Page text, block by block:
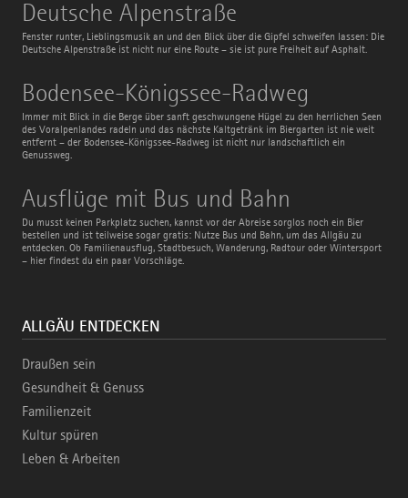
Deutsche Alpenstraße
Fenster runter, Lieblingsmusik an und den Blick über die Gipfel schweifen lassen: Die
Deutsche Alpenstraße ist nicht nur eine Route – sie ist pure Freiheit auf Asphalt.
Deutsche
Alpenstraße
Bodensee-Königssee-Radweg
Immer mit Blick in die Berge über sanft geschwungene Hügel zu den herrlichen Seen
des Voralpenlandes radeln und das nächste Kaltgetränk im Biergarten ist nie weit
entfernt – der Bodensee-Königssee-Radweg ist nicht nur landschaftlich ein
Genussweg.
Bodensee-
Königssee-
Radweg
Ausflüge mit Bus und Bahn
Du musst keinen Parkplatz suchen, kannst vor der Abreise sorglos noch ein Bier
bestellen und ist teilweise sogar gratis: Nutze Bus und Bahn, um das Allgäu zu
entdecken. Ob Familienausflug, Stadtbesuch, Wanderung, Radtour oder Wintersport
– hier findest du ein paar Vorschläge.
Ausflüge
mit
Bus
und
Bahn
ALLGÄU ENTDECKEN
Draußen sein
Gesundheit & Genuss
Familienzeit
Kultur spüren
Leben & Arbeiten